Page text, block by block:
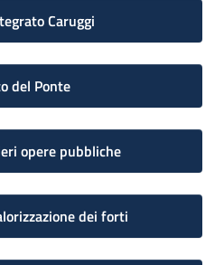
Caruggi
del Ponte
opere pubbliche
dei forti